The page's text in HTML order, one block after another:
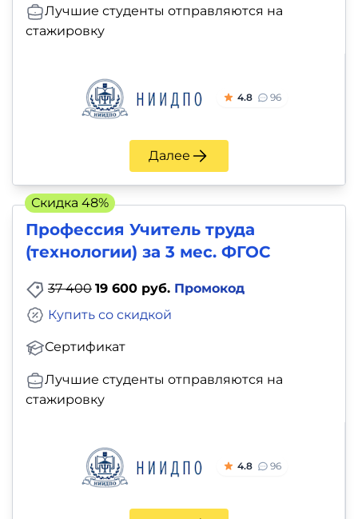
Лучшие студенты отправляются на
стажировку
4.8 96
Далее
Профессия Учитель труда
(технологии) за 3 мес. ФГОС
37 400 19 600 руб. Промокод
Сертификат
Купить со скидкой
Лучшие студенты отправляются на
стажировку
4.8 96
Скидка 48%